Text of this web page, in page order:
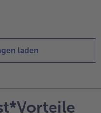
laden